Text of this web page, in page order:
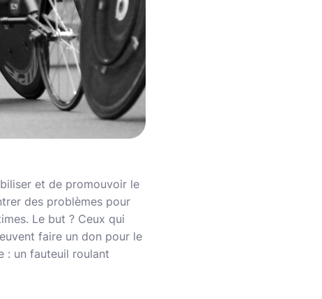
et de promouvoir le
des problèmes pour
Le but ? Ceux qui
faire un don pour le
: un fauteuil roulant